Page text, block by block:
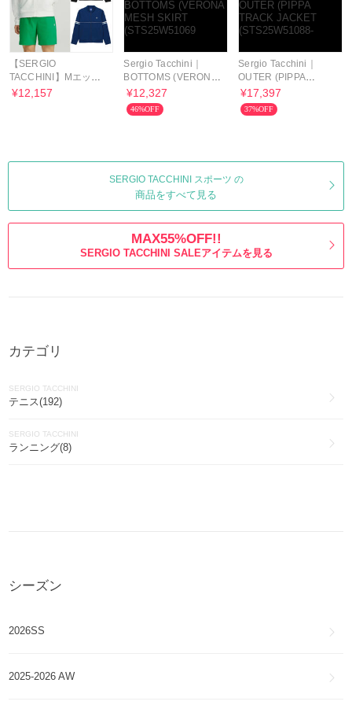
【SERGIO
TACCHINI】Mエッセ
ンシャル トリコット
¥12,157
Sergio Tacchini｜
BOTTOMS (VERONA
MESH SKIRT
(STS25W51069
¥12,327
46%OFF
Sergio Tacchini｜
OUTER (PIPPA
TRACK JACKET
(STS25W51088-
¥17,397
37%OFF
SERGIO TACCHINI スポーツ の
商品をすべて見る
MAX55%OFF!!
SERGIO TACCHINI SALEアイテムを見る
カテゴリ
SERGIO TACCHINI
テニス(192)
SERGIO TACCHINI
ランニング(8)
シーズン
2026SS
2025-2026 AW